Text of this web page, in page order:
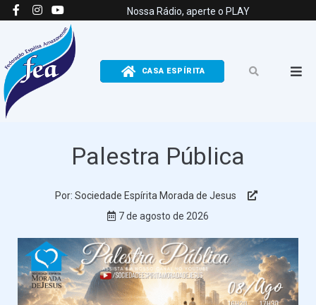
Nossa Rádio, aperte o PLAY
CASA ESPÍRITA
Palestra Pública
Por: Sociedade Espírita Morada de Jesus
Ver Perfil
7 de agosto de 2026